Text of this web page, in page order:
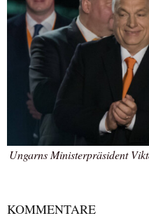
Ungarns Ministerpräsident
KOMMENTARE